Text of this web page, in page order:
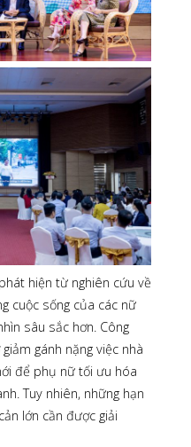
hiện từ nghiên cứu về
cuộc sống của các nữ
sâu sắc hơn. Công
gánh nặng việc nhà
để phụ nữ tối ưu hóa
Tuy nhiên, những hạn
lớn cần được giải